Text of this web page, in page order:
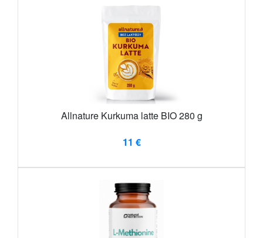
Allnature Kurkuma latte BIO 280 g
11 €